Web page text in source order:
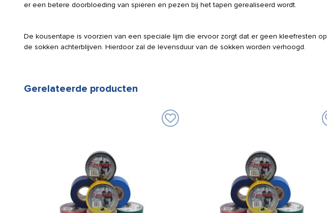
er een betere doorbloeding van spieren en pezen bij het tapen gerealiseerd wordt.
De kousentape is voorzien van een speciale lijm die ervoor zorgt dat er geen kleefresten op
de sokken achterblijven. Hierdoor zal de levensduur van de sokken worden verhoogd.
Gerelateerde producten